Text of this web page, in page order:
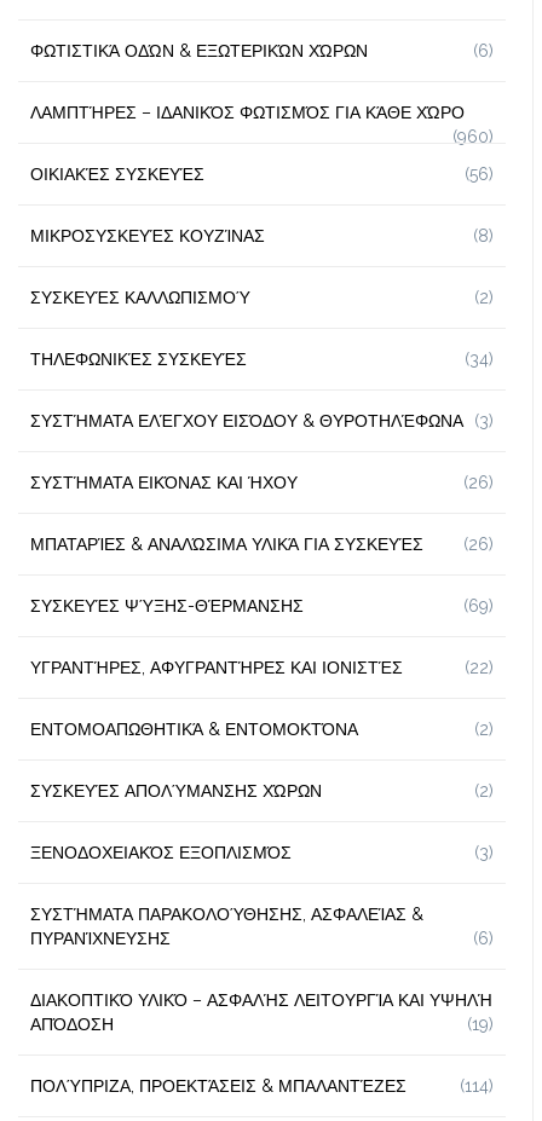
ΦΩΤΙΣΤΙΚΆ ΟΔΏΝ & ΕΞΩΤΕΡΙΚΏΝ ΧΏΡΩΝ (6)
ΛΑΜΠΤΉΡΕΣ – ΙΔΑΝΙΚΌΣ ΦΩΤΙΣΜΌΣ ΓΙΑ ΚΆΘΕ ΧΏΡΟ
(960)
ΟΙΚΙΑΚΈΣ ΣΥΣΚΕΥΈΣ
(56)
ΜΙΚΡΟΣΥΣΚΕΥΈΣ ΚΟΥΖΊΝΑΣ (8)
ΣΥΣΚΕΥΈΣ ΚΑΛΛΩΠΙΣΜΟΎ (2)
ΤΗΛΕΦΩΝΙΚΈΣ ΣΥΣΚΕΥΈΣ (34)
ΣΥΣΤΉΜΑΤΑ ΕΛΈΓΧΟΥ ΕΙΣΌΔΟΥ & ΘΥΡΟΤΗΛΈΦΩΝΑ (3)
ΣΥΣΤΉΜΑΤΑ ΕΙΚΌΝΑΣ ΚΑΙ ΉΧΟΥ (26)
ΜΠΑΤΑΡΊΕΣ & ΑΝΑΛΏΣΙΜΑ ΥΛΙΚΆ ΓΙΑ ΣΥΣΚΕΥΈΣ (26)
ΣΥΣΚΕΥΈΣ ΨΎΞΗΣ-ΘΈΡΜΑΝΣΗΣ (69)
ΥΓΡΑΝΤΉΡΕΣ, ΑΦΥΓΡΑΝΤΉΡΕΣ ΚΑΙ ΙΟΝΙΣΤΈΣ (22)
ΕΝΤΟΜΟΑΠΩΘΗΤΙΚΆ & ΕΝΤΟΜΟΚΤΌΝΑ (2)
ΣΥΣΚΕΥΈΣ ΑΠΟΛΎΜΑΝΣΗΣ ΧΏΡΩΝ (2)
ΞΕΝΟΔΟΧΕΙΑΚΌΣ ΕΞΟΠΛΙΣΜΌΣ (3)
ΣΥΣΤΉΜΑΤΑ ΠΑΡΑΚΟΛΟΎΘΗΣΗΣ, ΑΣΦΑΛΕΊΑΣ &
ΠΥΡΑΝΊΧΝΕΥΣΗΣ
(6)
ΔΙΑΚΟΠΤΙΚΌ ΥΛΙΚΌ – ΑΣΦΑΛΉΣ ΛΕΙΤΟΥΡΓΊΑ ΚΑΙ ΥΨΗΛΉ
ΑΠΌΔΟΣΗ
(19)
ΠΟΛΎΠΡΙΖΑ, ΠΡΟΕΚΤΆΣΕΙΣ & ΜΠΑΛΑΝΤΈΖΕΣ (114)